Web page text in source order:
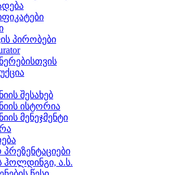
პირობები
შესახებ
ისტორია
მენეჯმენტი
ჰოლდინგი, ა.ს.